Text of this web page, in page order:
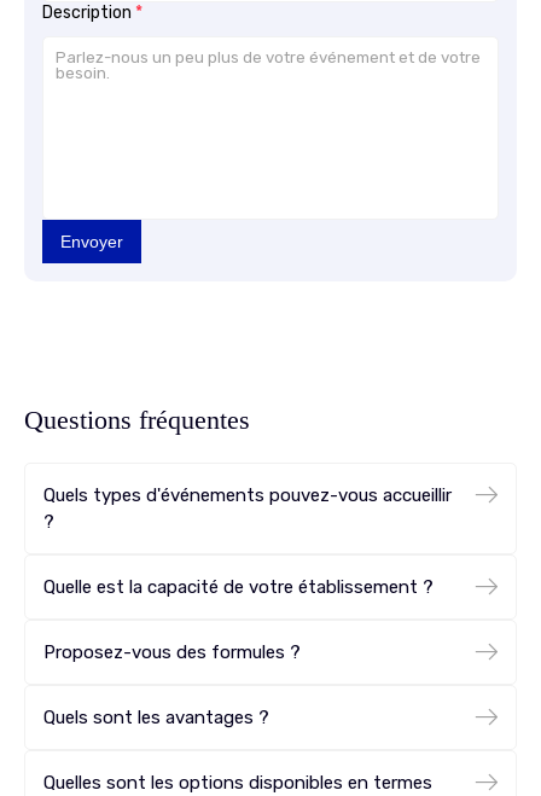
Description
Questions fréquentes
Quels types d'événements pouvez-vous accueillir
?
Quelle est la capacité de votre établissement ?
Proposez-vous des formules ?
Quels sont les avantages ?
Quelles sont les options disponibles en termes